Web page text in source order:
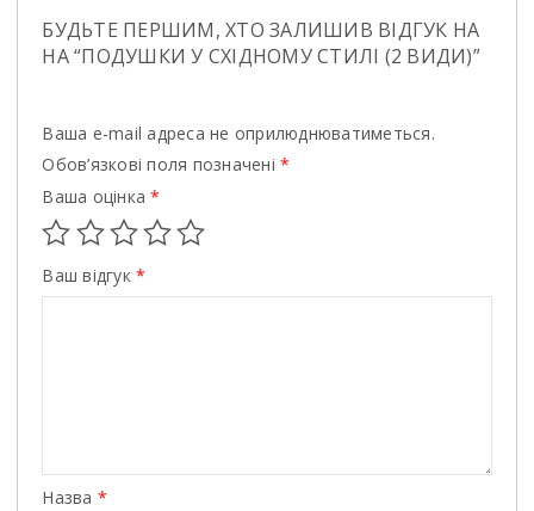
БУДЬТЕ ПЕРШИМ, ХТО ЗАЛИШИВ ВІДГУК НА
НА “ПОДУШКИ У СХІДНОМУ СТИЛІ (2 ВИДИ)”
Ваша e-mail адреса не оприлюднюватиметься.
Обов’язкові поля позначені*
Ваша оцінка*
Ваш відгук*
Назва *